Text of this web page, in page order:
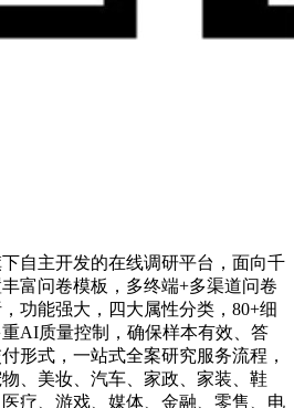
自主开发的在线调研平台，面向千
富问卷模板，多终端+多渠道问卷
功能强大，四大属性分类，80+细
AI质量控制，确保样本有效、答
形式，一站式全案研究服务流程，
、美妆、汽车、家政、家装、鞋
疗、游戏、媒体、金融、零售、电